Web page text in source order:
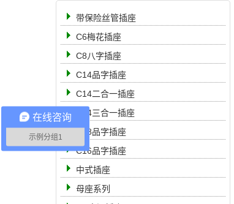
带保险丝管插座
C6梅花插座
C8八字插座
C14品字插座
C14二合一插座
C14三合一插座
C18品字插座
C16品字插座
中式插座
母座系列
在线咨询
示例分组1